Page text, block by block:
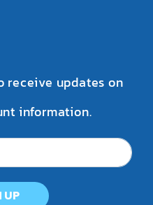
receive updates on
information.
UP